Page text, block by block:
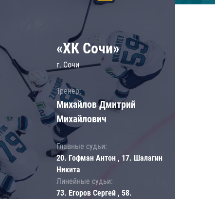
«ХК Сочи»
г. Сочи
Тренер:
Михайлов Дмитрий
Михайлович
Главные судьи:
20. Гофман Антон , 17. Шалагин
Никита
Линейные судьи:
73. Егоров Сергей , 58.